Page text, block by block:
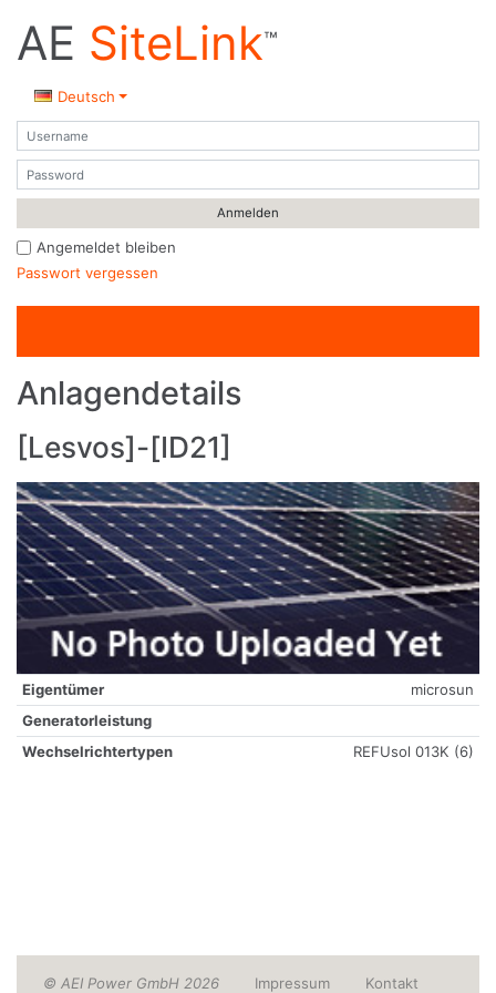
AE SiteLink™
Deutsch
Benutzername
Passwort
Angemeldet bleiben
Passwort vergessen
Anlagendetails
[Lesvos]-[ID21]
Eigentümer
microsun
Generatorleistung
Wechselrichtertypen
REFUsol 013K (6)
© AEI Power GmbH 2026 Impressum Kontakt